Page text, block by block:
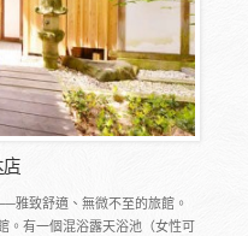
店
雅致舒適、無微不至的旅館。
。有一個混浴露天浴池（女性可